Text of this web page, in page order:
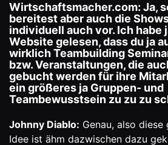
Wirtschaftsmacher.com: Ja,
bereitest aber auch die
individuell auch vor. Ich habe
Website gelesen, dass du ja
wirklich Teambuilding
bzw. Veranstaltungen, die
gebucht werden für ihre
ein größeres ja Gruppen- und
Teambewusstsein zu zu zu
Johnny Diablo: Genau, also
Idee ist ähm dazwischen dazu